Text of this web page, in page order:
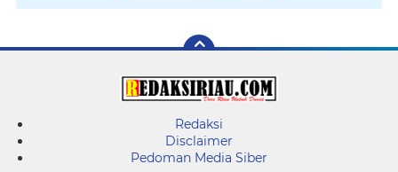
Redaksi
Disclaimer
Pedoman Media Siber